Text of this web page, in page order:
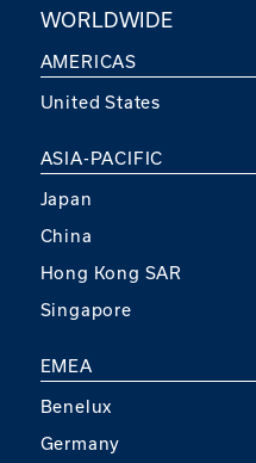
WORLDWIDE
AMERICAS
United States
ASIA-PACIFIC
Japan
China
Hong Kong SAR
Singapore
EMEA
Benelux
Germany